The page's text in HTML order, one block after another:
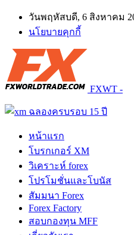
วันพฤหัสบดี, 6 สิงหาคม
นโยบายคุกกี้
FXWT -
หน้าแรก
โบรกเกอร์ XM
วิเคราะห์ forex
โปรโมชั่นและโบนัส
สัมมนา Forex
Forex Factory
สอบกองทุน MFF